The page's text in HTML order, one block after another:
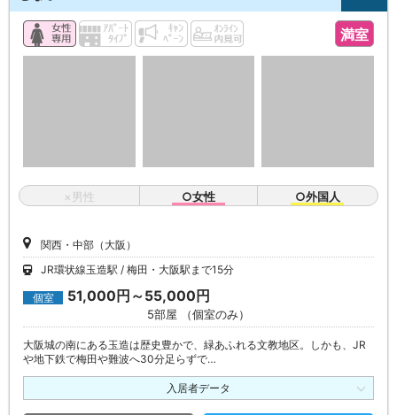
満室
×男性 ○女性 ○外国人
関西・中部（大阪）
JR環状線玉造駅
梅田・大阪駅まで15分
個室 51,000円～55,000円
5部屋 （個室のみ）
大阪城の南にある玉造は歴史豊かで、緑あふれる文教地区。しかも、JR
や地下鉄で梅田や難波へ30分足らずで…
入居者データ